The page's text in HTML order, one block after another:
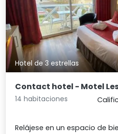
Hotel de 3 estrellas
Contact hotel - Motel
14 habitaciones
Relájese en un espacio de